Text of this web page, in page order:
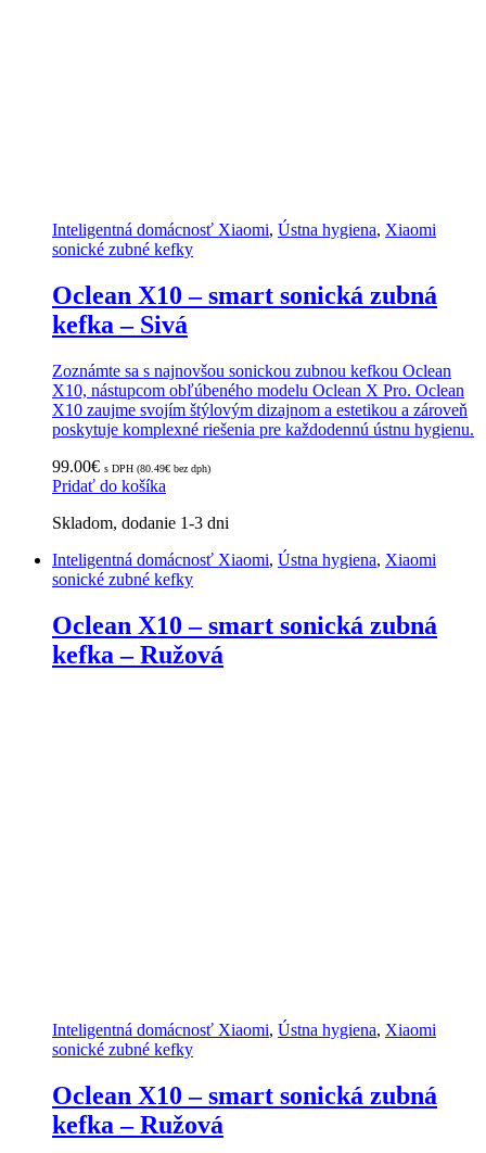
Inteligentná domácnosť Xiaomi, Ústna hygiena, Xiaomi
sonické zubné kefky
Oclean X10 – smart sonická zubná
kefka – Sivá
Zoznámte sa s najnovšou sonickou zubnou kefkou Oclean
X10, nástupcom obľúbeného modelu Oclean X Pro. Oclean
X10 zaujme svojím štýlovým dizajnom a estetikou a zároveň
poskytuje komplexné riešenia pre každodennú ústnu hygienu.
99.00€ s DPH (80.49€ bez dph)
Pridať do košíka
Skladom, dodanie 1-3 dni
Inteligentná domácnosť Xiaomi, Ústna hygiena, Xiaomi
sonické zubné kefky
Oclean X10 – smart sonická zubná
kefka – Ružová
Inteligentná domácnosť Xiaomi, Ústna hygiena, Xiaomi
sonické zubné kefky
Oclean X10 – smart sonická zubná
kefka – Ružová